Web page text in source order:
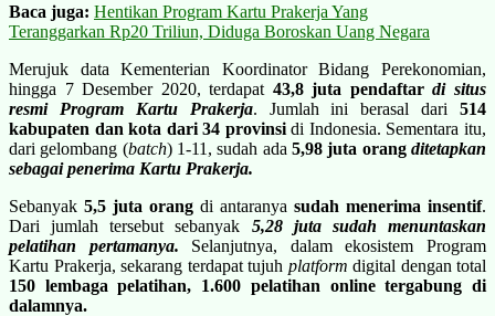
Baca juga: Hentikan Program Kartu Prakerja Yang
Teranggarkan Rp20 Triliun, Diduga Boroskan Uang Negara
Merujuk data Kementerian Koordinator Bidang Perekonomian,
hingga 7 Desember 2020, terdapat 43,8 juta pendaftardi situs
resmi Program Kartu Prakerja. Jumlah ini berasal dari 514
kabupaten dan kota dari 34 provinsidi Indonesia. Sementara itu,
dari gelombang (batch) 1-11, sudah ada5,98 juta orangditetapkan
sebagai penerima Kartu Prakerja.
Sebanyak 5,5 juta orang di antaranya sudah menerima insentif.
Dari jumlah tersebut sebanyak 5,28 juta sudah menuntaskan
pelatihan pertamanya.
Selanjutnya, dalam ekosistem Program
Kartu Prakerja, sekarang terdapat tujuh platform digital dengan total
150 lembaga pelatihan, 1.600 pelatihan online tergabung di
dalamnya.